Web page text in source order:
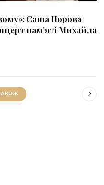
Саша Норова
пам’яті Михайла